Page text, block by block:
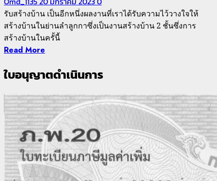
รับสร้างบ้าน เป็นอีกหนึ่งผลงานที่เราได้รับความไว้วางใจให้
สร้างบ้านในย่านลำลูกกาซึ่งเป็นงานสร้างบ้าน 2 ชั้นซึ่งการ
สร้างบ้านในครั้นี้
Read More
ใบอนุญาตดำเนินการ